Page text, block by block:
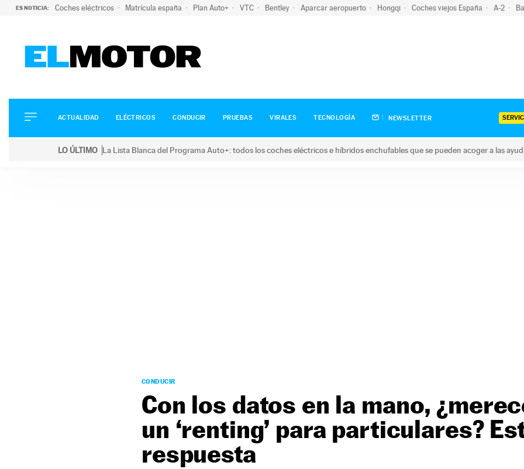
ES NOTICIA: Coches eléctricos Matrícula españa Plan Auto+ VTC Bentley Aparcar aeropuerto Hongqi Coches viejos España A-2
ELÉCTRICOS
CONDUCIR
ACTUALIDAD ELÉCTRICOS CONDUCIR PRUEBAS VIRALES TECNOLOGÍA NEWSLETTER
LO ÚLTIMO La Lista Blanca del Programa Auto+: todos los coches eléctricos e híbridos enchufables que se pueden acoger a las
CONDUCIR
Con los datos en la mano,
un ‘renting’ para particulares?
respuesta